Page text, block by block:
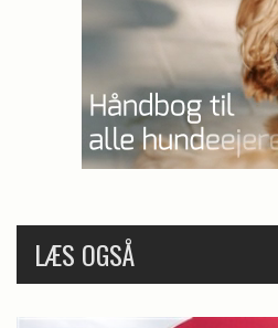
LÆS OGSÅ